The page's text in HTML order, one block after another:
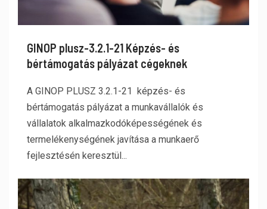
GINOP plusz-3.2.1-21 Képzés- és
bértámogatás pályázat cégeknek
A GINOP PLUSZ 3.2.1-21 képzés- és
bértámogatás pályázat a munkavállalók és
vállalatok alkalmazkodóképességének és
termelékenységének javítása a munkaerő
fejlesztésén keresztül...